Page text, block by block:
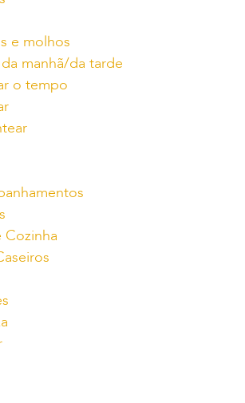
e molhos
manhã/da tarde
o tempo
Cozinha